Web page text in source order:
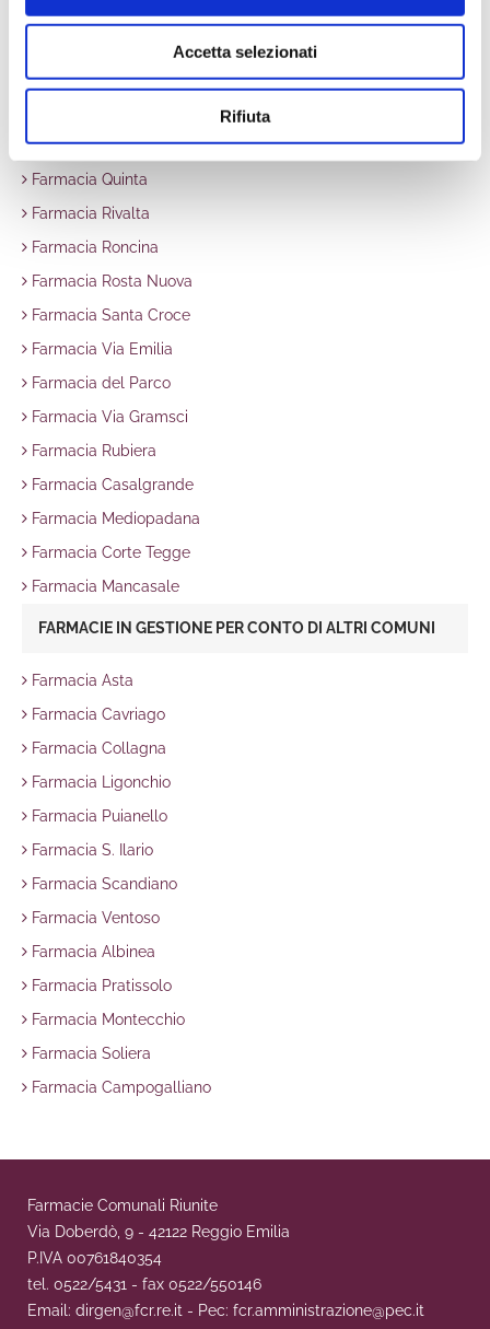
Accetta selezionati
Rifiuta
Farmacia Papa Giovanni XXIII
Farmacia Porta Castello
Farmacia Quinta
Farmacia Rivalta
Farmacia Roncina
Farmacia Rosta Nuova
Farmacia Santa Croce
Farmacia Via Emilia
Farmacia del Parco
Farmacia Via Gramsci
Farmacia Rubiera
Farmacia Casalgrande
Farmacia Mediopadana
Farmacia Corte Tegge
Farmacia Mancasale
FARMACIE IN GESTIONE PER CONTO DI ALTRI COMUNI
Farmacia Asta
Farmacia Cavriago
Farmacia Collagna
Farmacia Ligonchio
Farmacia Puianello
Farmacia S. Ilario
Farmacia Scandiano
Farmacia Ventoso
Farmacia Albinea
Farmacia Pratissolo
Farmacia Montecchio
Farmacia Soliera
Farmacia Campogalliano
Farmacie Comunali Riunite
Via Doberdò, 9 - 42122 Reggio Emilia
P.IVA 00761840354
tel. 0522/5431 - fax 0522/550146
Email: dirgen@fcr.re.it - Pec: fcr.amministrazione@pec.it